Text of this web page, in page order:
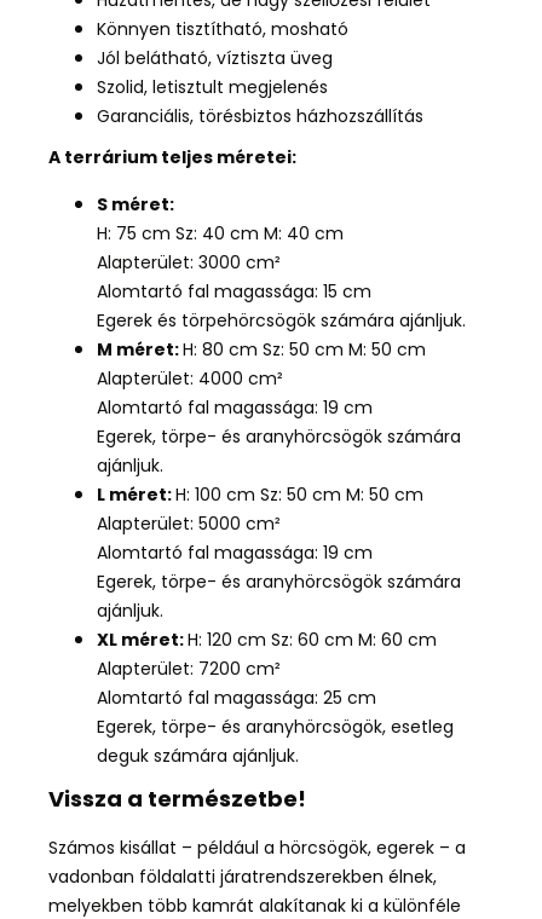
Könnyen tisztítható, mosható
Jól belátható, víztiszta üveg
Szolid, letisztult megjelenés
Garanciális, törésbiztos házhozszállítás
A terrárium teljes méretei:
S méret:
H: 75 cm Sz: 40 cm M: 40 cm
Alapterület: 3000 cm²
Alomtartó fal magassága: 15 cm
Egerek és törpehörcsögök számára ajánljuk.
M méret:H: 80 cm Sz: 50 cm M: 50 cm
Alapterület: 4000 cm²
Alomtartó fal magassága: 19 cm
Egerek, törpe- és aranyhörcsögök számára
ajánljuk.
L méret:H: 100 cm Sz: 50 cm M: 50 cm
Alapterület: 5000 cm²
Alomtartó fal magassága: 19 cm
Egerek, törpe- és aranyhörcsögök számára
ajánljuk.
XL méret:H: 120 cm Sz: 60 cm M: 60 cm
Alapterület: 7200 cm²
Alomtartó fal magassága: 25 cm
Egerek, törpe- és aranyhörcsögök, esetleg
deguk számára ajánljuk.
Vissza a természetbe!
Számos kisállat – például a hörcsögök, egerek – a
vadonban földalatti járatrendszerekben élnek,
melyekben több kamrát alakítanak ki a különféle